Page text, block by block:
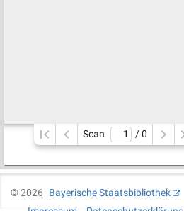
Scan / 0
©2026
Bayerische Staatsbibliothek